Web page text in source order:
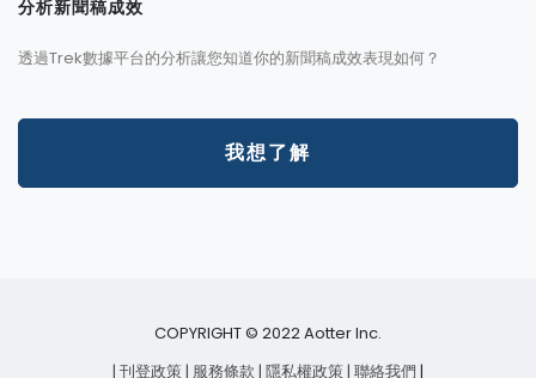
分析新聞稿成效
透過Trek數據平台的分析讓您知道你的新聞稿成效表現如何？
我想了解
COPYRIGHT © 2022 Aotter Inc.
| 刊登政策| 服務條款 | 隱私權政策| 聯絡我們 |